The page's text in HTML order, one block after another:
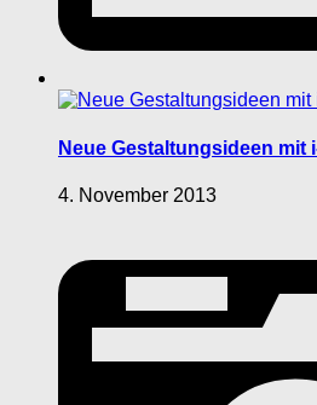
Neue Gestaltungsideen mit
4. November 2013